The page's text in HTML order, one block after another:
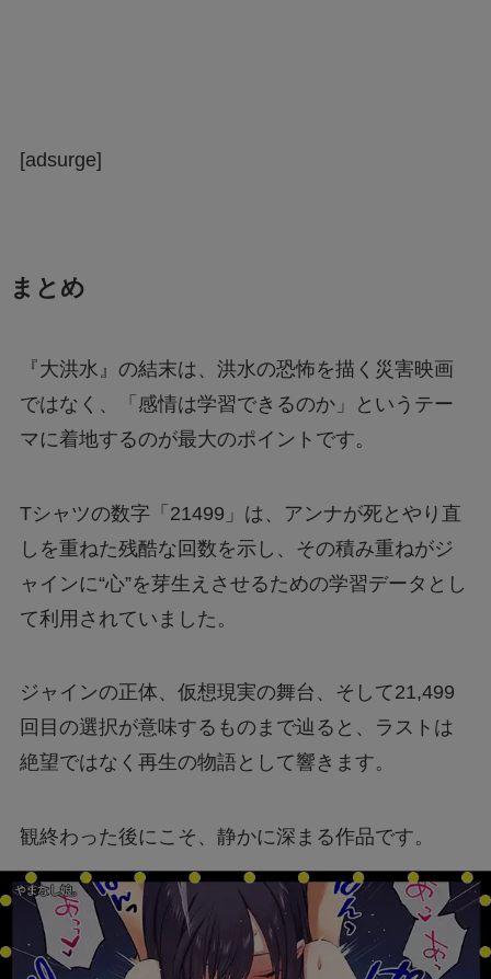
[adsurge]
まとめ
『大洪水』の結末は、洪水の恐怖を描く災害映画
ではなく、「感情は学習できるのか」というテー
マに着地するのが最大のポイントです。
Tシャツの数字「21499」は、アンナが死とやり直
しを重ねた残酷な回数を示し、その積み重ねがジ
ャインに“心”を芽生えさせるための学習データとし
て利用されていました。
ジャインの正体、仮想現実の舞台、そして21,499
回目の選択が意味するものまで辿ると、ラストは
絶望ではなく再生の物語として響きます。
観終わった後にこそ、静かに深まる作品です。